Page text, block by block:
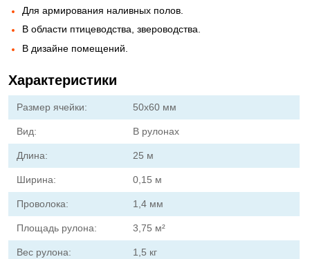
Для армирования наливных полов.
В области птицеводства, звероводства.
В дизайне помещений.
Характеристики
Размер ячейки: 50х60 мм
Вид: В рулонах
Длина: 25 м
Ширина: 0,15 м
Проволока: 1,4 мм
Площадь рулона: 3,75 м²
Вес рулона: 1,5 кг